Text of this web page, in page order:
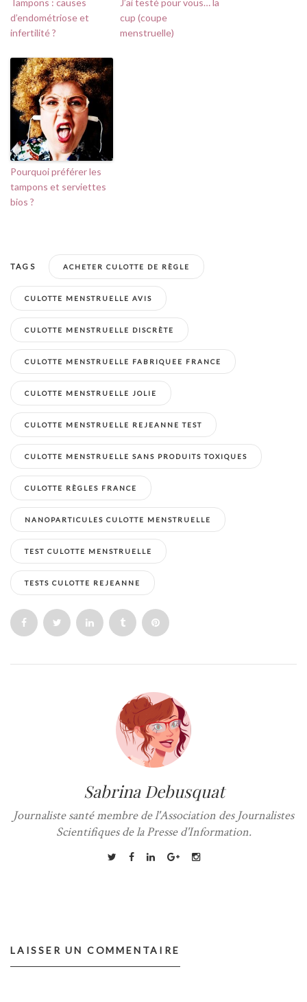
d’endométriose et
infertilité ?
cup (coupe
menstruelle)
Pourquoi préférer les
tampons et serviettes
bios ?
TAGS ACHETER CULOTTE DE RÈGLE
CULOTTE MENSTRUELLE AVIS
CULOTTE MENSTRUELLE DISCRÈTE
CULOTTE MENSTRUELLE FABRIQUEE FRANCE
CULOTTE MENSTRUELLE JOLIE
CULOTTE MENSTRUELLE REJEANNE TEST
CULOTTE MENSTRUELLE SANS PRODUITS TOXIQUES
CULOTTE RÈGLES FRANCE
NANOPARTICULES CULOTTE MENSTRUELLE
TEST CULOTTE MENSTRUELLE
TESTS CULOTTE REJEANNE
Sabrina Debusquat
Journaliste santé membre de l'Association des Journalistes
Scientifiques de la Presse d'Information.
LAISSER UN COMMENTAIRE